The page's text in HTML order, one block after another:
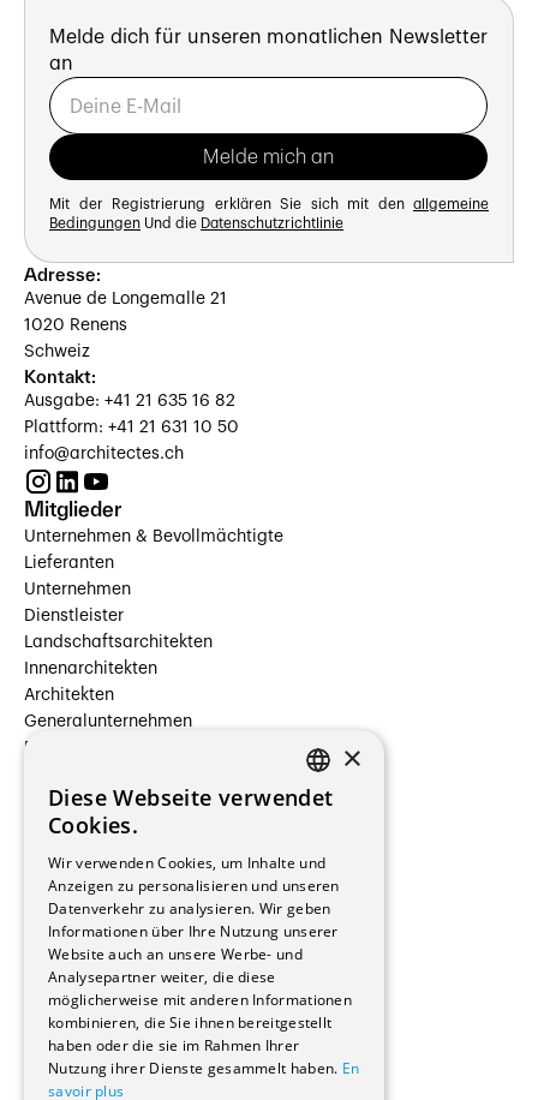
Melde dich für unseren monatlichen Newsletter
an
Mit der Registrierung erklären Sie sich mit den allgemeine
Bedingungen Und die Datenschutzrichtlinie
Adresse:
Avenue de Longemalle 21
1020 Renens
Schweiz
Kontakt:
Ausgabe: +41 21 635 16 82
Plattform: +41 21 631 10 50
info@architectes.ch
Mitglieder
Unternehmen & Bevollmächtigte
Lieferanten
Unternehmen
Dienstleister
Landschaftsarchitekten
Innenarchitekten
Architekten
Generalunternehmen
Beauftragte Unternehmen
Hersteller/Lieferanten
Bauherrschaften
Stockwerkeigentum
Reportagen
Wohnungen
Renovierungen
Innere Umbauten
Gastgewerbe und Tourismus
Verwaltungsgebäude und Geschäfte
Schuleinrichtungen
Medizinische Einrichtungen
FRENCH
×
Diese Webseite verwendet
Cookies.
Wir verwenden Cookies, um Inhalte und
Anzeigen zu personalisieren und unseren
Datenverkehr zu analysieren. Wir geben
Informationen über Ihre Nutzung unserer
Website auch an unsere Werbe- und
Analysepartner weiter, die diese
möglicherweise mit anderen Informationen
kombinieren, die Sie ihnen bereitgestellt
haben oder die sie im Rahmen Ihrer
Nutzung ihrer Dienste gesammelt haben. En
savoir plus